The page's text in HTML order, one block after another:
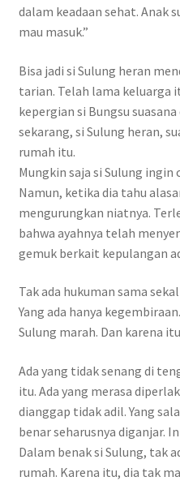
dalam keadaan sehat. Anak
mau masuk.”
Bisa jadi si Sulung heran
tarian. Telah lama keluarga
kepergian si Bungsu
sekarang, si Sulung heran,
rumah itu.
Mungkin saja si Sulung ingin
Namun, ketika dia tahu
mengurungkan niatnya.
bahwa ayahnya telah
gemuk berkait kepulangan
Tak ada hukuman sama
Yang ada hanya
Sulung marah. Dan karena
Ada yang tidak senang di
itu. Ada yang merasa
dianggap tidak adil. Yang
benar seharusnya diganjar.
Dalam benak si Sulung, tak
rumah. Karena itu, dia tak